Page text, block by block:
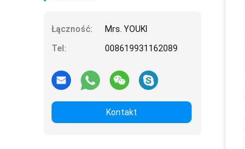
Łączność:
Mrs. YOUKI
Tel:
008619931162089
Kontakt